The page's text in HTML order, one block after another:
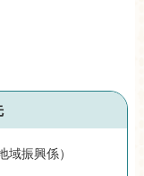
域振興係